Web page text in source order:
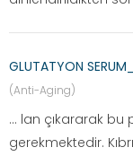
GLUTATYON
(Anti-Aging)
... lan çıkararak
gerekmektedir.